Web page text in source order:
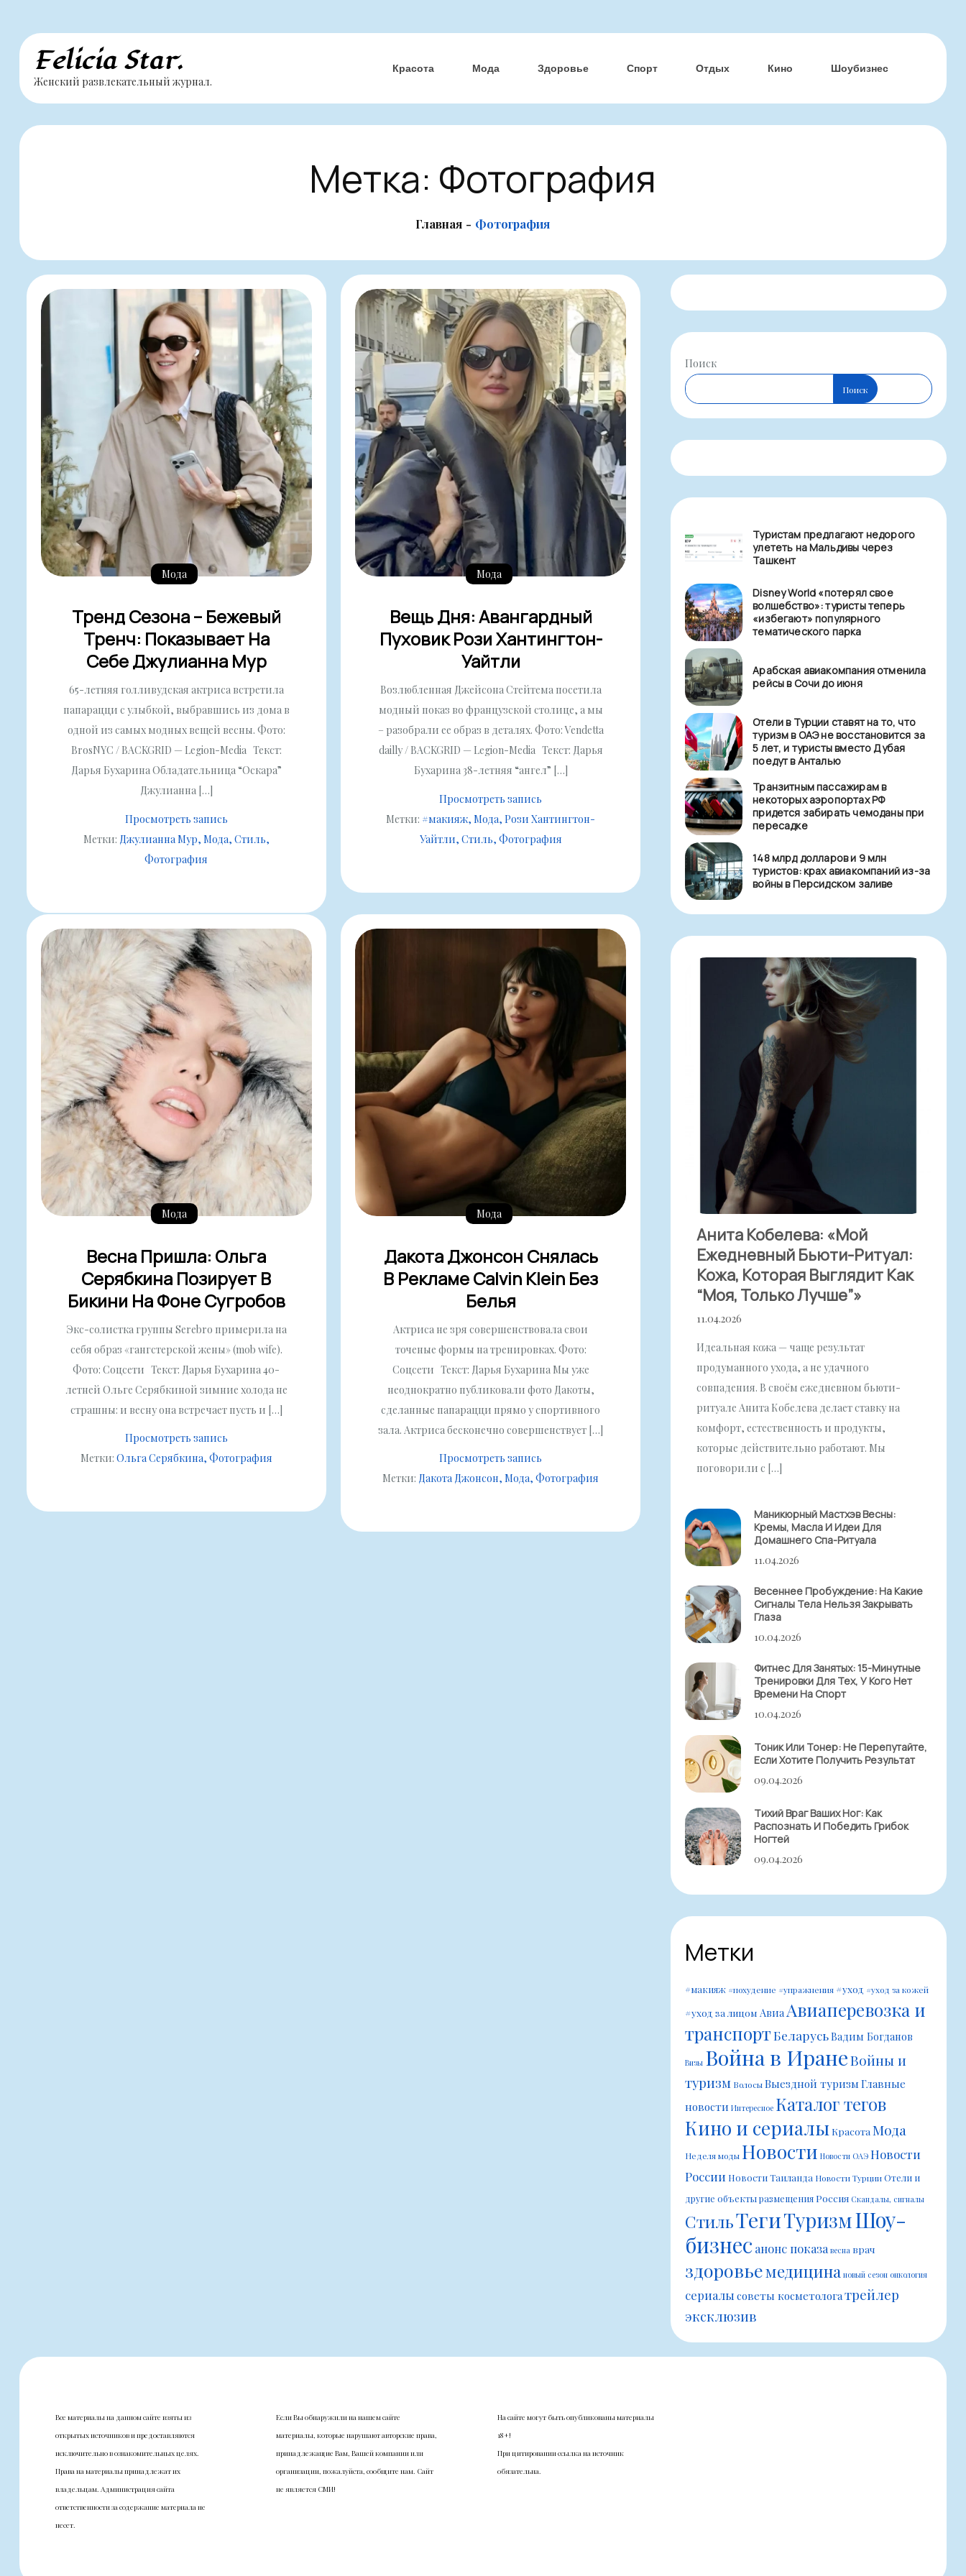
Перейти
содержимому
Felicia Star.
Женский развлекательный журнал.
Красота Мода Здоровье Спорт Отдых Кино Шоубизнес
Метка: Фотография
Главная Фотография
Мода
Тренд Сезона – Бежевый
Тренч: Показывает На
Себе Джулианна Мур
65-летняя голливудская актриса встретила
папарацци с улыбкой, выбравшись из дома в
одной из самых модных вещей весны. Фото:
BrosNYC / BACKGRID — Legion-Media Текст:
Дарья Бухарина Обладательница “Оскара”
Джулианна […]
Просмотреть запись
Метки: Джулианна Мур Мода Стиль
Фотография
Мода
Вещь Дня: Авангардный
Пуховик Рози Хантингтон-
Уайтли
Возлюбленная Джейсона Стейтема посетила
модный показ во французской столице, а мы
– разобрали ее образ в деталях. Фото: Vendetta
dailly / BACKGRID — Legion-Media Текст: Дарья
Бухарина 38-летняя “ангел” […]
Просмотреть запись
Метки: #макияж Мода Рози Хантингтон-
Уайтли Стиль Фотография
Мода
Весна Пришла: Ольга
Серябкина Позирует В
Бикини На Фоне Сугробов
Экс-солистка группы Serebro примерила на
себя образ «гангстерской жены» (mob wife).
Фото: Соцсети Текст: Дарья Бухарина 40-
летней Ольге Серябкиной зимние холода не
страшны: и весну она встречает пусть и […]
Просмотреть запись
Метки: Ольга Серябкина Фотография
Мода
Дакота Джонсон Снялась
В Рекламе Calvin Klein Без
Белья
Актриса не зря совершенствовала свои
точеные формы на тренировках. Фото:
Соцсети Текст: Дарья Бухарина Мы уже
неоднократно публиковали фото Дакоты,
сделанные папарацци прямо у спортивного
зала. Актриса бесконечно совершенствует […]
Просмотреть запись
Метки: Дакота Джонсон Мода Фотография
Поиск
Поиск
Туристам предлагают недорого
улететь на Мальдивы через
Ташкент
Disney World «потерял свое
волшебство»: туристы теперь
«избегают» популярного
тематического парка
Арабская авиакомпания отменила
рейсы в Сочи до июня
Отели в Турции ставят на то, что
туризм в ОАЭ не восстановится за
5 лет, и туристы вместо Дубая
поедут в Анталью
Транзитным пассажирам в
некоторых аэропортах РФ
придется забирать чемоданы при
пересадке
148 млрд долларов и 9 млн
туристов: крах авиакомпаний из-за
войны в Персидском заливе
Анита Кобелева: «Мой
Ежедневный Бьюти-Ритуал:
Кожа, Которая Выглядит Как
“моя, Только Лучше”»
11.04.2026
Идеальная кожа — чаще результат
продуманного ухода, а не удачного
совпадения. В своём ежедневном бьюти-
ритуале Анита Кобелева делает ставку на
комфорт, естественность и продукты,
которые действительно работают. Мы
поговорили с […]
Маникюрный Мастхэв Весны:
Кремы, Масла И Идеи Для
Домашнего Спа-Ритуала
11.04.2026
Весеннее Пробуждение: На Какие
Сигналы Тела Нельзя Закрывать
Глаза
10.04.2026
Фитнес Для Занятых: 15-Минутные
Тренировки Для Тех, У Кого Нет
Времени На Спорт
10.04.2026
Тоник Или Тонер: Не Перепутайте,
Если Хотите Получить Результат
09.04.2026
Тихий Враг Ваших Ног: Как
Распознать И Победить Грибок
Ногтей
09.04.2026
Метки
#макияж #похудение #упражнения #уход #уход за кожей
#уход за лицом Авиа Авиаперевозка и
транспортБеларусьВадим Богданов
Визы Война в ИранеВойны и
туризм ВолосыВыездной туризмГлавные
новости Интересное Каталог тегов
Кино и сериалыКрасота Мода
Неделя моды Новости Новости ОАЭ Новости
России Новости Таиланда Новости ТурцииОтели и
другие объекты размещенияРоссия Скандалы, сигналы
СтильТегиТуризмШоу-
бизнес анонс показа весна врач
здоровьемедицина новый сезон онкология
сериалы советы косметологатрейлер
эксклюзив
Все материалы на данном сайте взяты из
открытых источников и предоставляются
исключительно в ознакомительных целях.
Права на материалы принадлежат их
владельцам. Администрация сайта
ответственности за содержание материала не
несет.
Если Вы обнаружили на нашем сайте
материалы, которые нарушают авторские права,
принадлежащие Вам, Вашей компании или
организации, пожалуйста, сообщите нам. Сайт
не является СМИ!
На сайте могут быть опубликованы материалы
18+!
При цитировании ссылка на источник
обязательна.